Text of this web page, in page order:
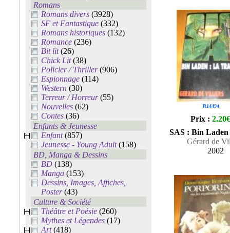
Romans
Romans divers (3928)
SF et Fantastique (332)
Romans historiques (132)
Romance (236)
Bit lit(26)
Chick Lit(38)
Policier / Thriller(906)
Espionnage (114)
Western (30)
Terreur / Horreur(55)
Nouvelles (62)
Contes (36)
Enfants & Jeunesse
Enfant(857)
Jeunesse - Young Adult(158)
BD, Manga & Dessins
BD (138)
Manga (153)
Dessins, Images, Affiches,
Poster(43)
Culture & Société
Théâtre et Poésie (260)
Mythes et Légendes (17)
Art(418)
R14494
Prix : 2.20€
SAS : Bin
Gérard de
2002